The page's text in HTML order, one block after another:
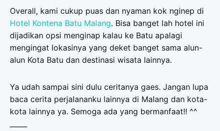
Overall, kami cukup puas dan nyaman kok nginep di
Hotel Kontena Batu Malang. Bisa banget lah hotel ini
dijadikan opsi menginap kalau ke Batu apalagi
mengingat lokasinya yang deket banget sama alun-
alun Kota Batu dan destinasi wisata lainnya.
Ya udah sampai sini dulu ceritanya gaes. Jangan lupa
baca cerita perjalananku lainnya di Malang dan kota-
kota lainnya ya. Semoga ada yang bermanfaat!! ^^